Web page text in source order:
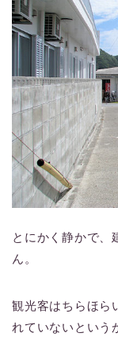
とにかく静かで、
ん。
観光客はちらほら
れていないという